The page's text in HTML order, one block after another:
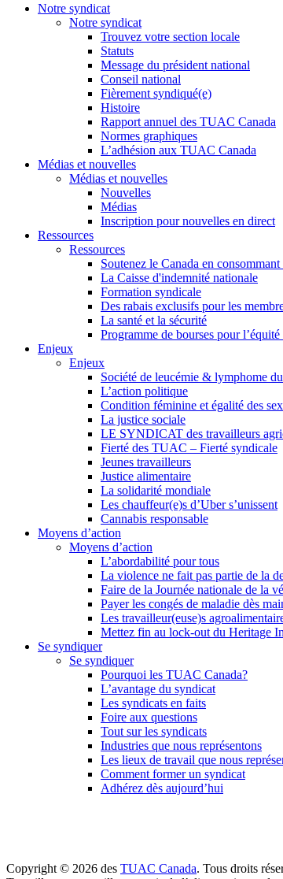
Notre syndicat
Notre syndicat
Trouvez votre section locale
Statuts
Message du président national
Conseil national
Fièrement syndiqué(e)
Histoire
Rapport annuel des TUAC Canada
Normes graphiques
L’adhésion aux TUAC Canada
Médias et nouvelles
Médias et nouvelles
Nouvelles
Médias
Inscription pour nouvelles en direct
Ressources
Ressources
Soutenez le Canada en
La Caisse d'indemnité nationale
Formation syndicale
Des rabais exclusifs pour les
La santé et la sécurité
Programme de bourses pour
Enjeux
Enjeux
Société de leucémie & lymphome
L’action politique
Condition féminine et égalité des
La justice sociale
LE SYNDICAT des travailleurs
Fierté des TUAC – Fierté syndicale
Jeunes travailleurs
Justice alimentaire
La solidarité mondiale
Les chauffeur(e)s d’Uber s’unissent
Cannabis responsable
Moyens d’action
Moyens d’action
L’abordabilité pour tous
La violence ne fait pas partie de la
Faire de la Journée nationale de la
Payer les congés de maladie dès
Les travailleur(euse)s
Mettez fin au lock-out du Heritage
Se syndiquer
Se syndiquer
Pourquoi les TUAC Canada?
L’avantage du syndicat
Les syndicats en faits
Foire aux questions
Tout sur les syndicats
Industries que nous représentons
Les lieux de travail que nous
Comment former un syndicat
Adhérez dès aujourd’hui
Copyright © 2026 des TUAC Canada. Tous droits